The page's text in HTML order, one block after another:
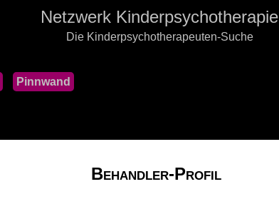
Netzwerk Kinderpsychotherapie
Die Kinderpsychotherapeuten-Suche
Pinnwand
Behandler-Profil